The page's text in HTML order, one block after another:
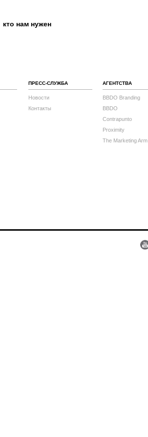
кто нам нужен
ПРЕСС-СЛУЖБА
Новости
Контакты
АГЕНТСТВА
BBDO Branding
BBDO
Contrapunto
Proximity
The Marketing Arm